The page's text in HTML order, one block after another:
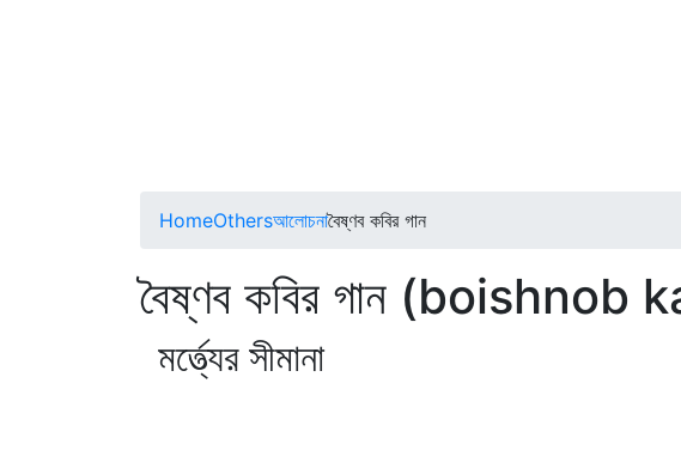
HomeOthersআলোচনাবৈষ্ণব কবির গান
বৈষ্ণব কবির গান (boishnob
মর্ত্ত্যের সীমানা